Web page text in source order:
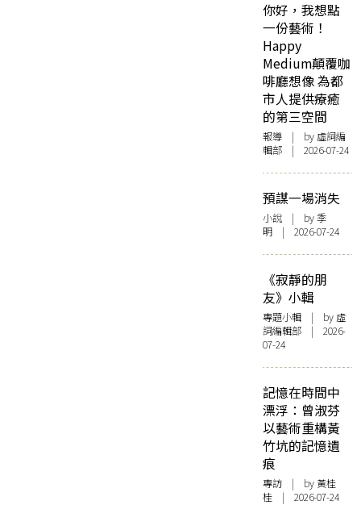
你好，我想點
一份藝術！
Happy
Medium顛覆咖
啡廳想像 為都
市人提供療癒
的第三空間
報導 | by 虛詞編
輯部 | 2026-07-24
預謀一場消失
小說 | by 季
明 | 2026-07-24
《寂靜的朋
友》小輯
專題小輯 | by 虛
詞編輯部 | 2026-
07-24
記憶在時間中
漂浮：曾淑芬
以藝術重構黃
竹坑的記憶遺
痕
專訪 | by 黃桂
桂 | 2026-07-24